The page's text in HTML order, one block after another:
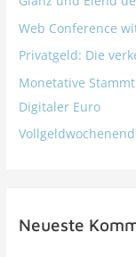
Web Conference
Privatgeld: Die
Monetative
Digitaler Euro
Neueste